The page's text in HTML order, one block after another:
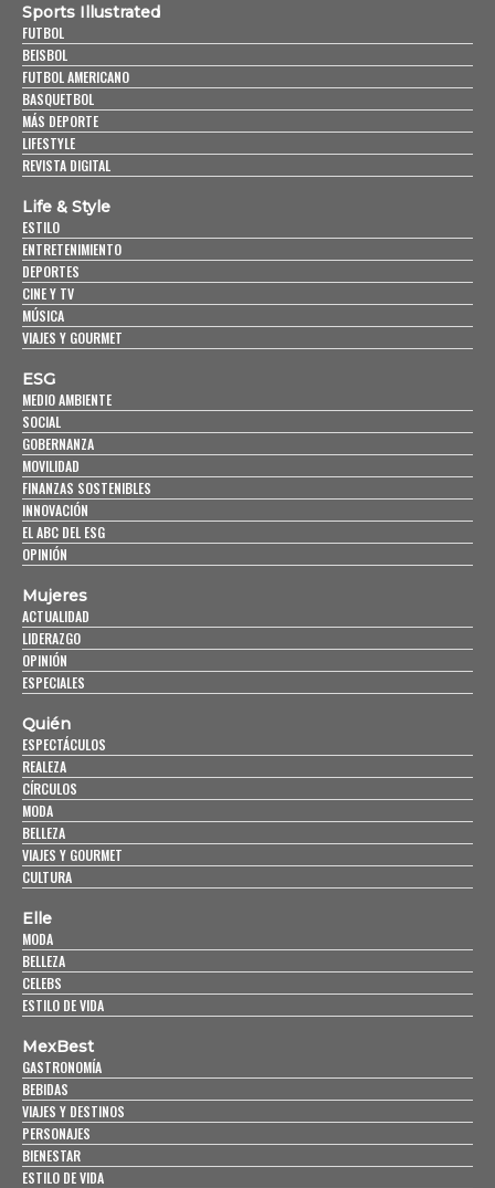
Sports Illustrated
FUTBOL
BEISBOL
FUTBOL AMERICANO
BASQUETBOL
MÁS DEPORTE
LIFESTYLE
REVISTA DIGITAL
Life & Style
ESTILO
ENTRETENIMIENTO
DEPORTES
CINE Y TV
MÚSICA
VIAJES Y GOURMET
ESG
MEDIO AMBIENTE
SOCIAL
GOBERNANZA
MOVILIDAD
FINANZAS SOSTENIBLES
INNOVACIÓN
EL ABC DEL ESG
OPINIÓN
Mujeres
ACTUALIDAD
LIDERAZGO
OPINIÓN
ESPECIALES
Quién
ESPECTÁCULOS
REALEZA
CÍRCULOS
MODA
BELLEZA
VIAJES Y GOURMET
CULTURA
Elle
MODA
BELLEZA
CELEBS
ESTILO DE VIDA
MexBest
GASTRONOMÍA
BEBIDAS
VIAJES Y DESTINOS
PERSONAJES
BIENESTAR
ESTILO DE VIDA